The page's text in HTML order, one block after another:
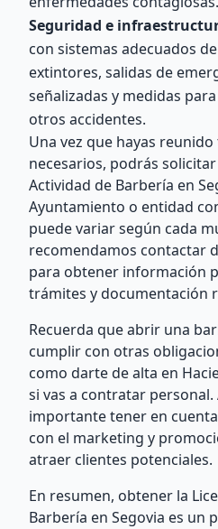
Seguridad e
con sistemas adecuados
extintores, salidas de
señalizadas y medidas
otros accidentes.
Una vez que hayas
necesarios, podrás
Actividad de Barbería en
Ayuntamiento o entidad
puede variar según cada
recomendamos contactar
para obtener información
trámites y documentación
Recuerda que abrir una
cumplir con otras
como darte de alta en
si vas a contratar personal.
importante tener en
con el marketing y
atraer clientes potenciales.
En resumen, obtener la
Barbería en Segovia es un